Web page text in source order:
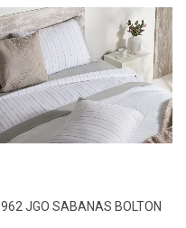
962 JGO SABANAS BOLTON